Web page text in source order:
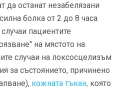
да останат незабелязани
болка от 2 до 8 часа
пациентите
на мястото на
случаи на локсосцелизъм
за състоянието, причинено
кожната тъкан, която